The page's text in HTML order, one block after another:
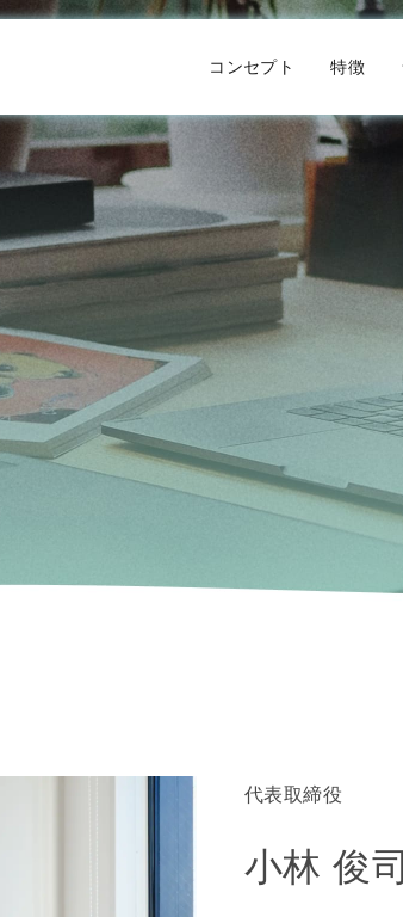
コンセプト 特徴
代表取締役
小林 俊司